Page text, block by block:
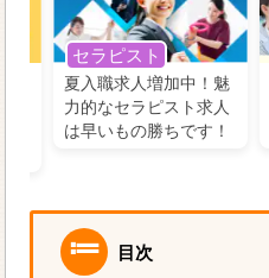
セラピスト
夏入職求人増加中！魅
力的なセラピスト求人
は早いもの勝ちです！
目次